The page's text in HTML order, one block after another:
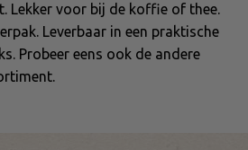
Lekker voor bij de koffie of thee.
Leverbaar in een praktische
Probeer eens ook de andere